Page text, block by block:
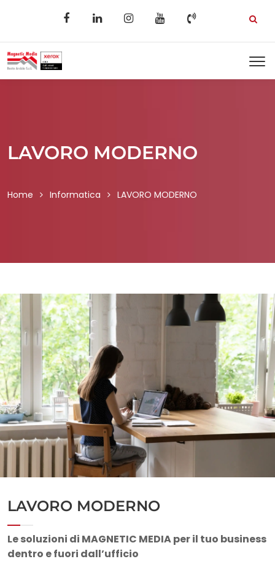
LAVORO MODERNO
Home Informatica LAVORO MODERNO
LAVORO MODERNO
Le soluzioni di MAGNETIC MEDIA per il tuo business
dentro e fuori dall’ufficio